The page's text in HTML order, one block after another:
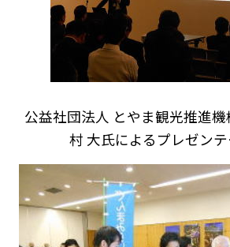
公益社団法人 とやま観光推進
村 大氏によるプレゼン